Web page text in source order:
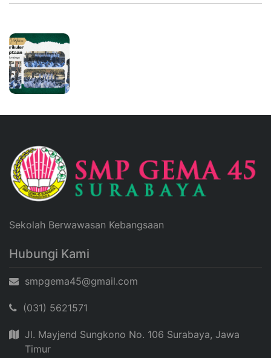
Sekolah Berwawasan Kebangsaan
Hubungi Kami
smpgema45@gmail.com
(031) 5621571
Jl. Mayjend Sungkono No. 106 Surabaya, Jawa
Timur